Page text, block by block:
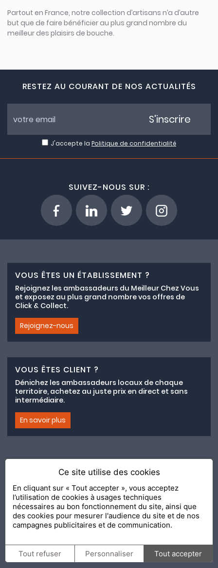
Partout en France, notre collection d’artisans n’a d’autre
but que de faire bénéficier au plus grand nombre du
meilleur des plaisirs de bouche.
RESTEZ AU COURANT DE NOS ACTUALITÉS
J'accepte la Politique de confidentialité
S'inscrire
SUIVEZ-NOUS SUR :
VOUS ÊTES UN ÉTABLISSEMENT ?
Rejoignez les ambassadeurs du Meilleur Chez Vous
et exposez au plus grand nombre vos offres de
Click & Collect.
Rejoignez-nous
VOUS ÊTES CLIENT ?
Dénichez les ambassadeurs locaux de chaque
territoire, achetez au juste prix en direct et sans
intermédiaire.
En savoir plus
Adhésion au collectif lemeilleurchezvous.com
Nous contacter Nos Ambassadeurs Présentation
2020 Le Meilleur Chez Vous, édité parAPI & YOU| Agence
conseil & communication Editeur de la solution Console
Shop and Go
Confidentialité Mentions légales
Personnalisation des cookies
Ce site utilise des cookies
En cliquant sur « Tout accepter », vous acceptez
l’utilisation de cookies à usages techniques
nécessaires au bon fonctionnement du site, ainsi que
des cookies pour mesurer l'audience du site et de nos
campagnes publicitaires et de communication.
Tout refuser Personnaliser Tout accepter